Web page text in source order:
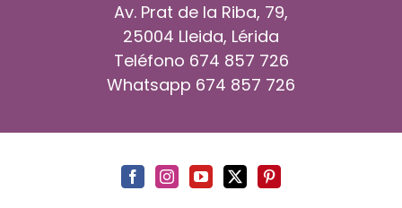
Av. Prat de la Riba, 79,
25004 Lleida, Lérida
Teléfono 674 857 726
Whatsapp 674 857 726